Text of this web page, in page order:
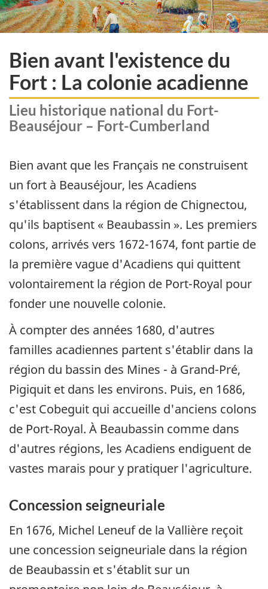
Bien avant l'existence du
Fort : La colonie acadienne
Lieu historique national du Fort-
Beauséjour – Fort-Cumberland
Bien avant que les Français ne construisent
un fort à Beauséjour, les Acadiens
s'établissent dans la région de Chignectou,
qu'ils baptisent « Beaubassin ». Les premiers
colons, arrivés vers 1672-1674, font partie de
la première vague d'Acadiens qui quittent
volontairement la région de Port-Royal pour
fonder une nouvelle colonie.
À compter des années 1680, d'autres
familles acadiennes partent s'établir dans la
région du bassin des Mines - à Grand-Pré,
Pigiquit et dans les environs. Puis, en 1686,
c'est Cobeguit qui accueille d'anciens colons
de Port-Royal. À Beaubassin comme dans
d'autres régions, les Acadiens endiguent de
vastes marais pour y pratiquer l'agriculture.
Concession seigneuriale
En 1676, Michel Leneuf de la Vallière reçoit
une concession seigneuriale dans la région
de Beaubassin et s'établit sur un